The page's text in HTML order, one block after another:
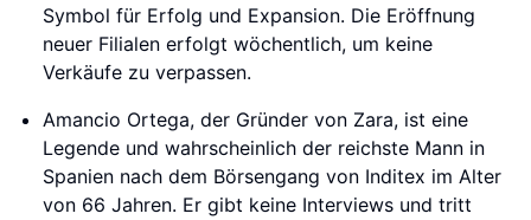
Symbol für Erfolg und Expansion. Die Eröffnung
neuer Filialen erfolgt wöchentlich, um keine
Verkäufe zu verpassen.
Amancio Ortega, der Gründer von Zara, ist eine
Legende und wahrscheinlich der reichste Mann in
Spanien nach dem Börsengang von Inditex im Alter
von 66 Jahren. Er gibt keine Interviews und tritt